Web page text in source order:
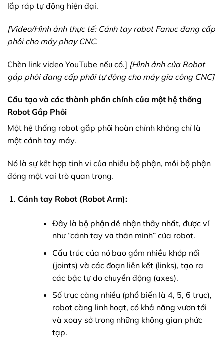
lắp ráp tự động hiện đại.
[Video/Hình ảnh thực tế: Cánh tay robot Fanuc đang cấp
phôi cho máy phay CNC.
Chèn link video YouTube nếu có.] [Hình ảnh của Robot
gắp phôi đang cấp phôi tự động cho máy gia công CNC]
Cấu tạo và các thành phần chính của một hệ thống
Robot Gắp Phôi
Một hệ thống robot gắp phôi hoàn chỉnh không chỉ là
một cánh tay máy.
Nó là sự kết hợp tinh vi của nhiều bộ phận, mỗi bộ phận
đóng một vai trò quan trọng.
Cánh tay Robot (Robot Arm):
Đây là bộ phận dễ nhận thấy nhất, được ví
như “cánh tay và thân mình” của robot.
Cấu trúc của nó bao gồm nhiều khớp nối
(joints) và các đoạn liên kết (links), tạo ra
các bậc tự do chuyển động (axes).
Số trục càng nhiều (phổ biến là 4, 5, 6 trục),
robot càng linh hoạt, có khả năng vươn tới
và xoay sở trong những không gian phức
tạp.